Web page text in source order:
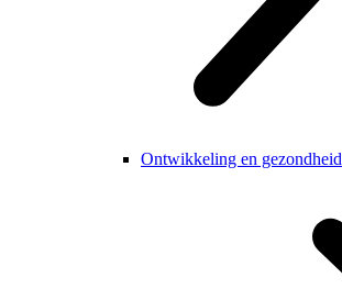
Ontwikkeling en gezondheid